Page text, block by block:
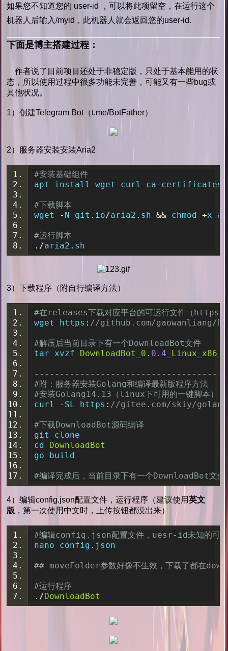
如果您不知道您的 user-id ，可以将此项留空，在运行这个
机器人后输入/myid，此机器人就会返回您的user-id.
下面是博主搭建过程：
作者说了目前项目还处于非稳定版，只处于基本能用的状
态，所以使用过程中很多功能未完善，可能又有一些bug或
其他状况。
1）创建Telegram Bot（t.me/BotFather）
2）服务器安装安装Aria2
#安装基础组件
apt install wget curl ca- certificates
#下载脚本
wget
- N git . io/aria2 . sh && chmod +x
#运行脚本
./aria2 . sh
3）下载程序（附自行编译方法）
#在releases下载对应平台的可运行文件（
wget https : //github.com/gaowanliang/
#解压后当前目录下有一个DownloadBot文件
tar xvzf DownloadBot_0 . 0.4
#附：服务器安装Golang和编译最新版程序方法
#安装Golang14.13（linux下可用的一键脚本）
curl
- SL https : //gitee.com/skiy/
#下载DownloadBot源码编译
git clone
cd DownloadBot
go build
#编译完成后，当前目录下有一个DownloadBot文件
4）编辑config.json配置文件，运行程序（建议使用英文
版 ，第一次使用中文时，上传按钮都没出来）
#编辑config.json配置文件，uesr-id未知的可
nano config . json
## moveFolder参数好像不生效，下载了都在
#运行程序
./DownloadBot